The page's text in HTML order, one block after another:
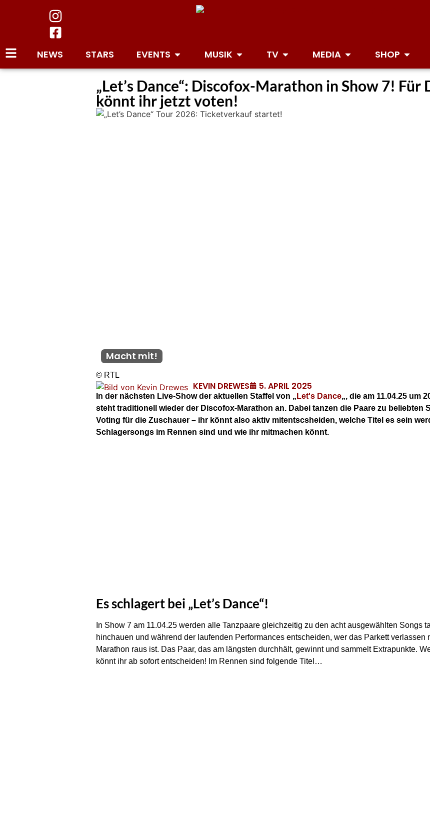
NEWS STARS EVENTS MUSIK TV MEDIA SHOP
„Let’s Dance“: Discofox-Marathon in Show 7! Für
könnt ihr jetzt voten!
Macht mit!
© RTL
KEVIN DREWES 5. APRIL 2025
In der nächsten Live-Show der aktuellen Staffel von „ Let's Dance„, die am 11.04.25 um
steht traditionell wieder der Discofox-Marathon an. Dabei tanzen die Paare zu beliebten
Voting für die Zuschauer – ihr könnt also aktiv mitentscsheiden, welche Titel es sein
Schlagersongs im Rennen sind und wie ihr mitmachen könnt.
Es schlagert bei „Let’s Dance“!
In Show 7 am 11.04.25 werden alle Tanzpaare gleichzeitig zu den acht ausgewählten Songs
hinchauen und während der laufenden Performances entscheiden, wer das Parkett
Marathon raus ist. Das Paar, das am längsten durchhält, gewinnt und sammelt Extrapunkte.
könnt ihr ab sofort entscheiden! Im Rennen sind folgende Titel…